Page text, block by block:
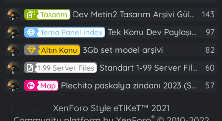
Tasarım Dev Metin2 Tasarım Arşivi Güle Güle Kullanın 143
Tema Panel İndex Tek Konu Dev Paylaşım 10 Adet Server Tanıtım İndex 97
Altın Konu 3Gb set model arşivi 82
1 99 Server Files Standart 1-99 Server Files 60
Map Plechito paskalya zindanı 2023 (Spring Sanctuary dungeon) 57
XenForo Style eTiKeT™ 2021
®